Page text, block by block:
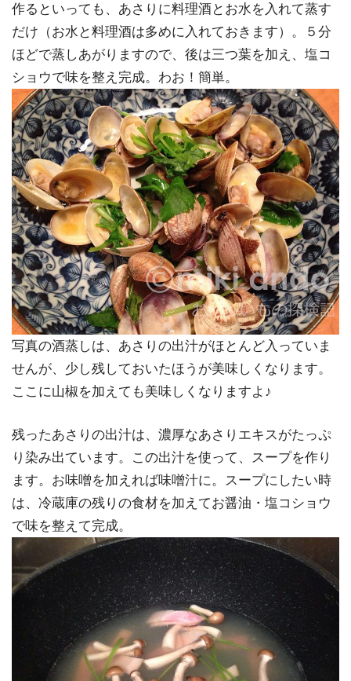
作るといっても、あさりに料理酒とお水を入れて蒸す
だけ（お水と料理酒は多めに入れておきます）。５分
ほどで蒸しあがりますので、後は三つ葉を加え、塩コ
ショウで味を整え完成。わお！簡単。
写真の酒蒸しは、あさりの出汁がほとんど入っていま
せんが、少し残しておいたほうが美味しくなります。
ここに山椒を加えても美味しくなりますよ♪
残ったあさりの出汁は、濃厚なあさりエキスがたっぷ
り染み出ています。この出汁を使って、スープを作り
ます。お味噌を加えれば味噌汁に。スープにしたい時
は、冷蔵庫の残りの食材を加えてお醤油・塩コショウ
で味を整えて完成。